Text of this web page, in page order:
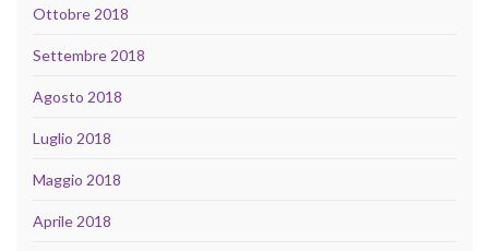
Ottobre 2018
Settembre 2018
Agosto 2018
Luglio 2018
Maggio 2018
Aprile 2018